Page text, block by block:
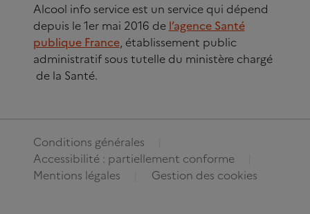
Alcool info service est un service qui dépend
depuis le 1er mai 2016 de l’agence Santé
publique France, établissement public
administratif sous tutelle du ministère chargé
de la Santé.
Conditions générales
Accessibilité : partiellement conforme
Mentions légales
Gestion des cookies